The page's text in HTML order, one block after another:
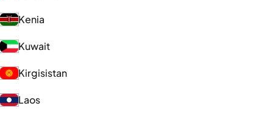
Kenia
Kuwait
Kirgisistan
Laos